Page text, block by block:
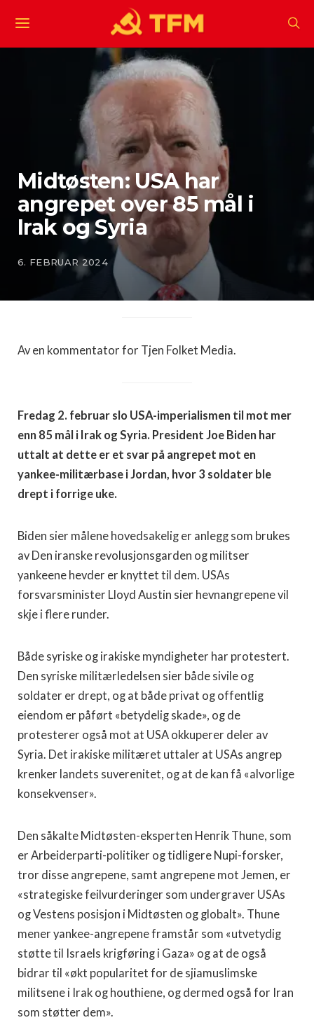
Midtøsten: USA har
angrepet over 85 mål i
Irak og Syria
6. FEBRUAR 2024
Av en kommentator for Tjen Folket Media.
Fredag 2. februar slo USA-imperialismen til mot mer
enn 85 mål i Irak og Syria. President Joe Biden har
uttalt at dette er et svar på angrepet mot en
yankee-militærbase i Jordan, hvor 3 soldater ble
drept i forrige uke.
Biden sier målene hovedsakelig er anlegg som brukes
av Den iranske revolusjonsgarden og militser
yankeene hevder er knyttet til dem. USAs
forsvarsminister Lloyd Austin sier hevnangrepene vil
skje i flere runder.
Både syriske og irakiske myndigheter har protestert.
Den syriske militærledelsen sier både sivile og
soldater er drept, og at både privat og offentlig
eiendom er påført «betydelig skade», og de
protesterer også mot at USA okkuperer deler av
Syria. Det irakiske militæret uttaler at USAs angrep
krenker landets suverenitet, og at de kan få «alvorlige
konsekvenser».
Den såkalte Midtøsten-eksperten Henrik Thune, som
er Arbeiderparti-politiker og tidligere Nupi-forsker,
tror disse angrepene, samt angrepene mot Jemen, er
«strategiske feilvurderinger som undergraver USAs
og Vestens posisjon i Midtøsten og globalt». Thune
mener yankee-angrepene framstår som «utvetydig
støtte til Israels krigføring i Gaza» og at de også
bidrar til «økt popularitet for de sjiamuslimske
militsene i Irak og houthiene, og dermed også for Iran
som støtter dem».